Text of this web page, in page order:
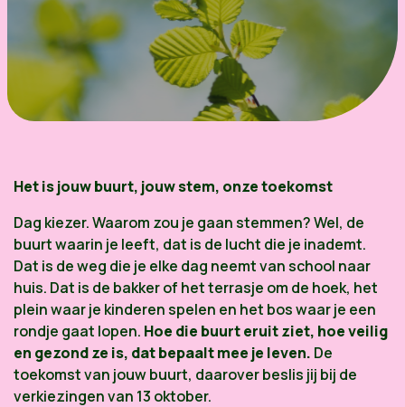
Het is jouw buurt, jouw stem, onze toekomst
Dag kiezer. Waarom zou je gaan stemmen? Wel, de
buurt waarin je leeft, dat is de lucht die je inademt.
Dat is de weg die je elke dag neemt van school naar
huis. Dat is de bakker of het terrasje om de hoek, het
plein waar je kinderen spelen en het bos waar je een
rondje gaat lopen. Hoe die buurt eruit ziet, hoe veilig
en gezond ze is, dat bepaalt mee je leven. De
toekomst van jouw buurt, daarover beslis jij bij de
verkiezingen van 13 oktober.